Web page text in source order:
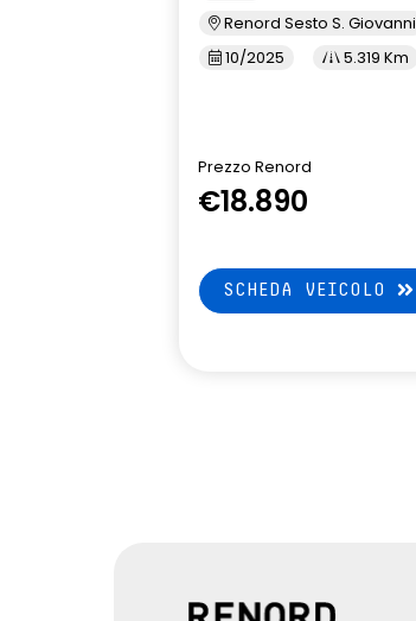
Renord Sesto S. Giovanni
10/2025
5.319 Km
Prezzo Renord
€18.890
SCHEDA VEICOLO